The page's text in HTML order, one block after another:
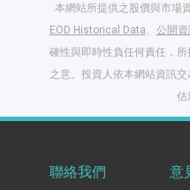
本網站所提供之股價與市場
EOD Historical Data、 公開
確性與即時性負任何責任，
之意。投資人依本網站資訊
估
聯絡我們 意